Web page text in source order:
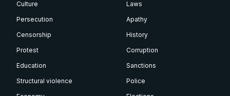
Culture
Laws
Persecution
Apathy
Censorship
History
Protest
Corruption
Education
Sanctions
Structural violence
Police